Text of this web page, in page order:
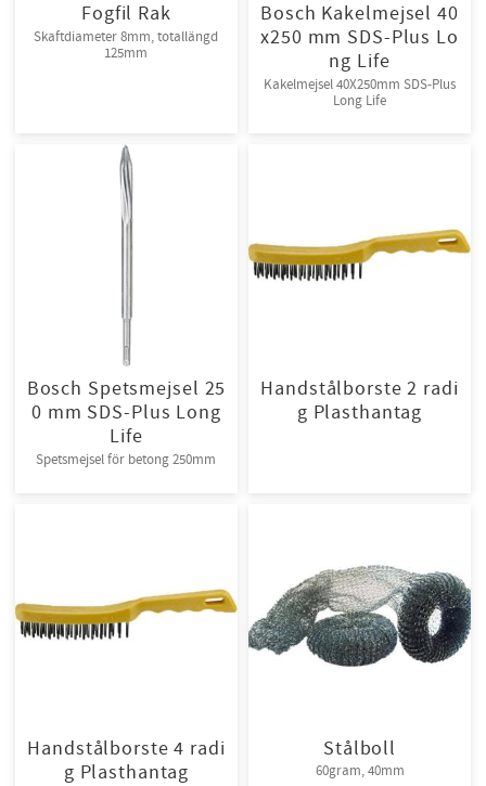
Fogfil Rak
Skaftdiameter 8mm, totallängd
125mm
Bosch Kakelmejsel 40
x250 mm SDS-Plus Lo
ng Life
Kakelmejsel 40X250mm SDS-Plus
Long Life
Bosch Spetsmejsel 25
0 mm SDS-Plus Long
Life
Spetsmejsel för betong 250mm
Handstålborste 2 radi
g Plasthantag
Handstålborste 4 radi
g Plasthantag
Stålboll
60gram, 40mm